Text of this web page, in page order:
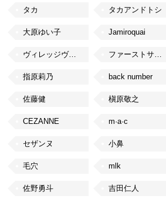
タカ タカアンドトシ
大原ゆい子 Jamiroquai
ヴィレッジヴァンガード ファーストサマーウイカ
指原莉乃 back number
佐藤健 槇原敬之
CEZANNE m·a·c
セザンヌ 小鼻
毛穴 mlk
佐野勇斗 吉田仁人